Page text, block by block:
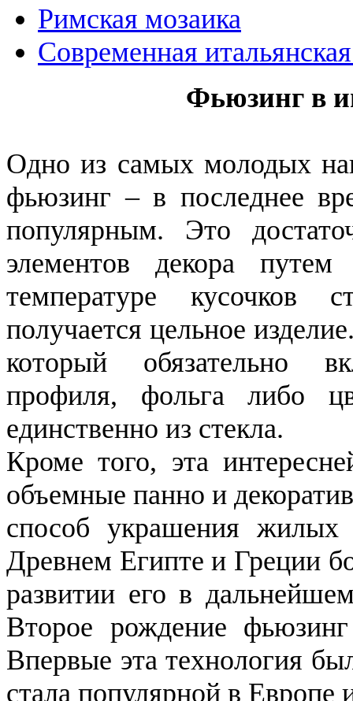
Римская мозаика
Современная
Фьюзинг в
Одно из самых молодых
фьюзинг – в последнее
популярным. Это
элементов декора
температуре кусочков
получается цельное
который обязательно
профиля, фольга либо
единственно из стекла.
Кроме того, эта
объемные панно и
способ украшения жилых
Древнем Египте и Греции
развитии его в
Второе рождение
Впервые эта технология
стала популярной в Европе